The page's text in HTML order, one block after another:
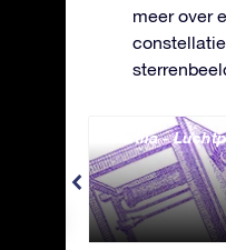
meer over
Antlia -